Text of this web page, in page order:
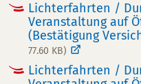
Lichterfahrten /
Veranstaltung auf
(Bestätigung
77.60 KB)
Lichterfahrten /